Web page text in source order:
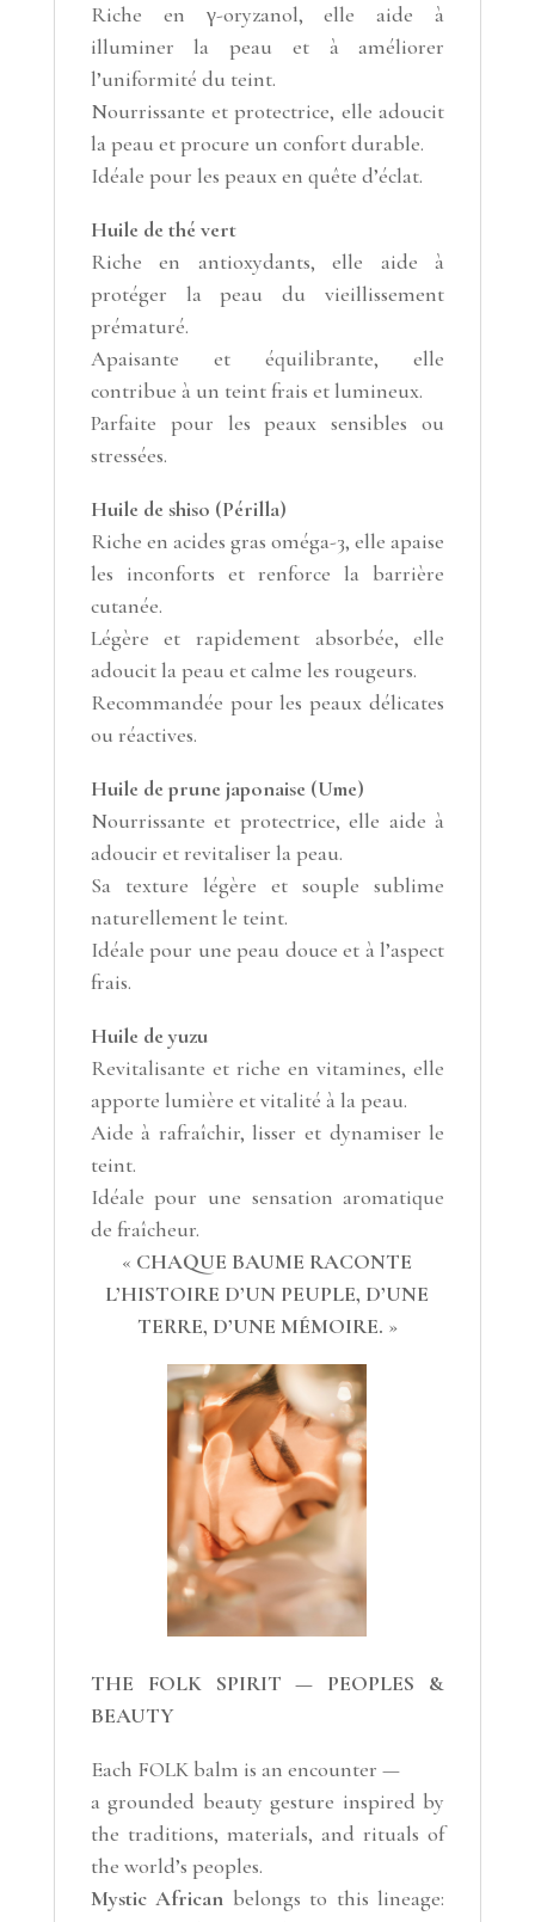
Riche en γ-oryzanol, elle aide à
illuminer la peau et à améliorer
l’uniformité du teint.
Nourrissante et protectrice, elle adoucit
la peau et procure un confort durable.
Idéale pour les peaux en quête d’éclat.
Huile de thé vert
Riche en antioxydants, elle aide à
protéger la peau du vieillissement
prématuré.
Apaisante et équilibrante, elle
contribue à un teint frais et lumineux.
Parfaite pour les peaux sensibles ou
stressées.
Huile de shiso (Périlla)
Riche en acides gras oméga-3, elle apaise
les inconforts et renforce la barrière
cutanée.
Légère et rapidement absorbée, elle
adoucit la peau et calme les rougeurs.
Recommandée pour les peaux délicates
ou réactives.
Huile de prune japonaise (Ume)
Nourrissante et protectrice, elle aide à
adoucir et revitaliser la peau.
Sa texture légère et souple sublime
naturellement le teint.
Idéale pour une peau douce et à l’aspect
frais.
Huile de yuzu
Revitalisante et riche en vitamines, elle
apporte lumière et vitalité à la peau.
Aide à rafraîchir, lisser et dynamiser le
teint.
Idéale pour une sensation aromatique
de fraîcheur.
« CHAQUE BAUME RACONTE
L’HISTOIRE D’UN PEUPLE, D’UNE
TERRE, D’UNE MÉMOIRE. »
THE FOLK SPIRIT — PEOPLES &
BEAUTY
Each FOLK balm is an encounter —
a grounded beauty gesture inspired by
the traditions, materials, and rituals of
the world’s peoples.
Mystic African belongs to this lineage: